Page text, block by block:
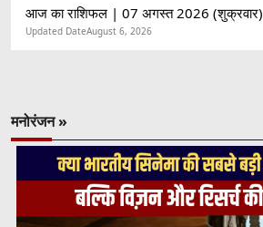
आज का राशिफल | 07 अगस्त 2026 (शुक्रवार)
Updated DateAugust 6, 2026
मनोरंजन »